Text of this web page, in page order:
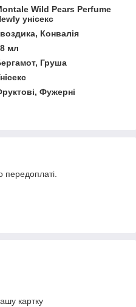
Wild Pears Perfume
унісекс
Конвалія
мл
Груша
Фужерні
передоплаті.
картку